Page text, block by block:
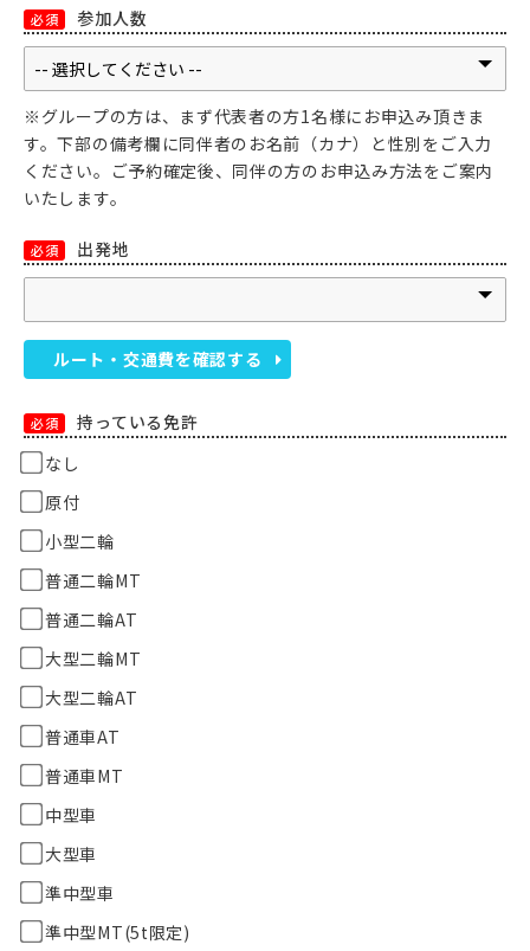
必須 参加人数
※グループの方は、まず代表者の方1名様にお申込み頂きま
す。下部の備考欄に同伴者のお名前（カナ）と性別をご入力
ください。ご予約確定後、同伴の方のお申込み方法をご案内
いたします。
必須 出発地
ルート・交通費を確認する
必須
持っている免許
なし
原付
小型二輪
普通二輪MT
普通二輪AT
大型二輪MT
大型二輪AT
普通車AT
普通車MT
中型車
大型車
準中型車
準中型MT(5t限定)